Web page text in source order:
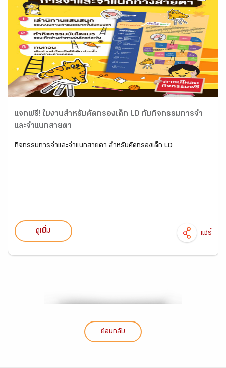
แจกฟรี! ใบงานสำหรับคัดกรองเด็ก LD กับกิจกรรมการจำ
และจำแนกสายตา
กิจกรรมการจำและจำแนกสายตา สำหรับคัดกรองเด็ก LD
ดูเพิ่ม แชร์
ย้อนกลับ